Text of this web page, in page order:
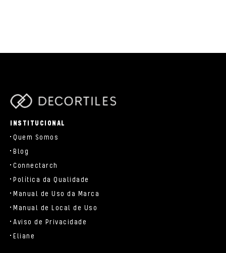
INSTITUCIONAL
Quem Somos
Blog
Connectarch
Política da Qualidade
Manual de Uso da Marca
Manual de Local de Uso
Aviso de Privacidade
Eliane